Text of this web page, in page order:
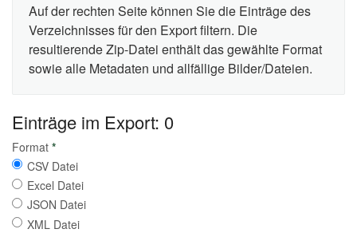
Auf der rechten Seite können Sie die Einträge des
Verzeichnisses für den Export filtern. Die
resultierende Zip-Datei enthält das gewählte Format
sowie alle Metadaten und allfällige Bilder/Dateien.
Einträge im Export: 0
Format *
CSV Datei
Excel Datei
JSON Datei
XML Datei